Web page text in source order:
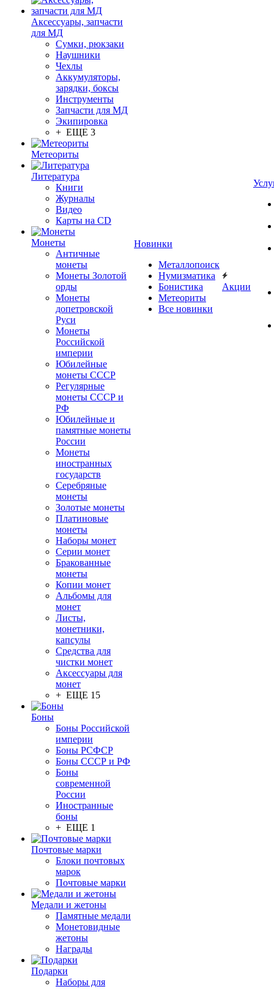
Аксессуары, запчасти
для МД
Сумки, рюкзаки
Наушники
Чехлы
Аккумуляторы,
зарядки, боксы
Инструменты
Запчасти для МД
Экипировка
+ ЕЩЕ 3
Метеориты
Литература
Книги
Журналы
Видео
Карты на CD
Монеты
Античные
монеты
Монеты Золотой
орды
Монеты
допетровской
Руси
Монеты
Российской
империи
Юбилейные
монеты СССР
Регулярные
монеты СССР и
РФ
Юбилейные и
памятные монеты
России
Монеты
иностранных
государств
Серебряные
монеты
Золотые монеты
Платиновые
монеты
Наборы монет
Серии монет
Бракованные
монеты
Копии монет
Альбомы для
монет
Листы,
монетники,
капсулы
Средства для
чистки монет
Аксессуары для
монет
+ ЕЩЕ 15
Боны
Боны Российской
империи
Боны РСФСР
Боны СССР и РФ
Боны
современной
России
Иностранные
боны
+ ЕЩЕ 1
Почтовые марки
Блоки почтовых
марок
Почтовые марки
Медали и жетоны
Памятные медали
Монетовидные
жетоны
Награды
Подарки
Наборы для
Новинки
Металлопоиск
Нумизматика
Бонистика
Метеориты
Все новинки
Акции